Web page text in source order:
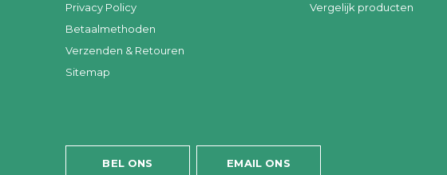
Privacy Policy
Betaalmethoden
Verzenden & Retouren
Sitemap
Vergelijk producten
BEL ONS EMAIL ONS